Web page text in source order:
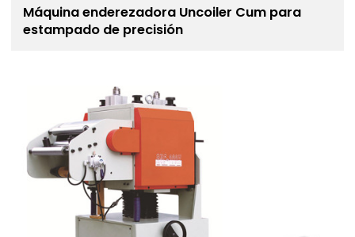
Máquina enderezadora Uncoiler Cum para
estampado de precisión